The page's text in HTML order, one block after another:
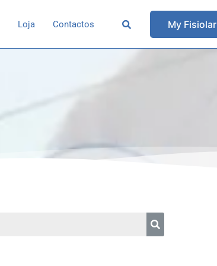
Loja Contactos My Fisiolar